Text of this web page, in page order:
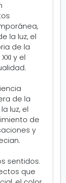
la luz, el
de la
y el
de la
luz, el
de
y
sentidos.
que